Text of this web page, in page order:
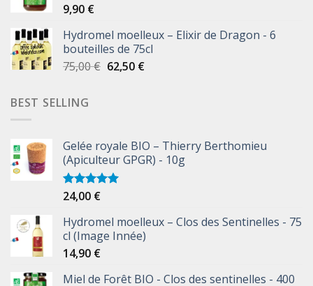
9,90 €
Hydromel moelleux – Elixir de Dragon - 6
bouteilles de 75cl
75,00€ 62,50 €
BEST SELLING
Gelée royale BIO – Thierry Berthomieu
(Apiculteur GPGR) - 10g
Note5.00
24,00 €
Hydromel moelleux – Clos des Sentinelles - 75
cl (Image Innée)
14,90 €
Miel de Forêt BIO - Clos des sentinelles - 400